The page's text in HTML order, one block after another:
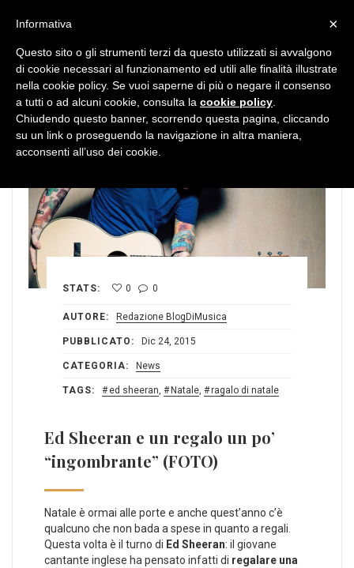
STATS: 0 0
AUTORE: Redazione BlogDiMusica
PUBBLICATO: Dic 24, 2015
CATEGORIA: News
TAGS: ed sheeran, Natale, ragalo di natale
Ed Sheeran e un regalo un po’
“ingombrante” (FOTO)
Natale è ormai alle porte e anche quest’anno c’è
qualcuno che non bada a spese in quanto a regali.
Questa volta è il turno di Ed Sheeran: il giovane
cantante inglese ha pensato infatti di regalare una
×
Informativa
Questo sito o gli strumenti terzi da questo utilizzati si avvalgono
di cookie necessari al funzionamento ed utili alle finalità illustrate
nella cookie policy. Se vuoi saperne di più o negare il consenso
a tutti o ad alcuni cookie, consulta la cookie policy
Chiudendo questo banner, scorrendo questa pagina, cliccando
su un link o proseguendo la navigazione in altra maniera,
acconsenti all’uso dei cookie.